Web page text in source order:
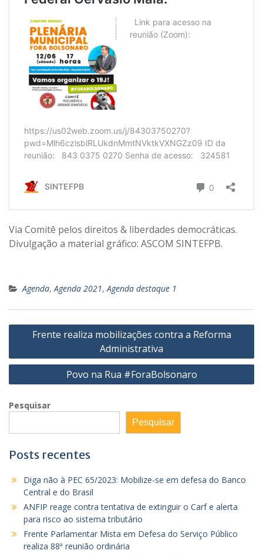
Via Comitê pelos direitos & liberdades democráticas.
Divulgação a material gráfico: ASCOM SINTEFPB.
Agenda, Agenda 2021, Agenda destaque 1
Navegação
Post
Frente realiza mobilizações contra a Reforma
Administrativa
Povo na Rua #ForaBolsonaro
Pesquisar
Pesquisar
Posts recentes
Diga não à PEC 65/2023: Mobilize-se em defesa do Banco
Central e do Brasil
ANFIP reage contra tentativa de extinguir o Carf e alerta
para risco ao sistema tributário
Frente Parlamentar Mista em Defesa do Serviço Público
realiza 88ª reunião ordinária